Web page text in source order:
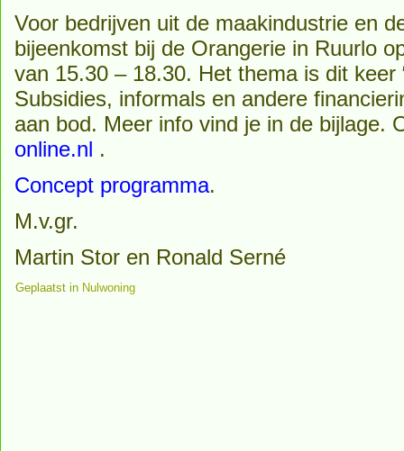
Voor bedrijven uit de maakindustrie en
bijeenkomst bij de Orangerie in Ruurlo
van 15.30 – 18.30. Het thema is dit keer
Subsidies, informals en andere
aan bod. Meer info vind je in de bijlage.
online.nl .
Concept programma.
M.v.gr.
Martin Stor en Ronald Serné
Geplaatst in Nulwoning